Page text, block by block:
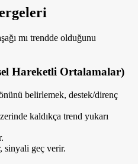
mı trendde olduğunu
Hareketli Ortalamalar)
belirlemek, destek/direnç
kaldıkça trend yukarı
sinyali geç verir.